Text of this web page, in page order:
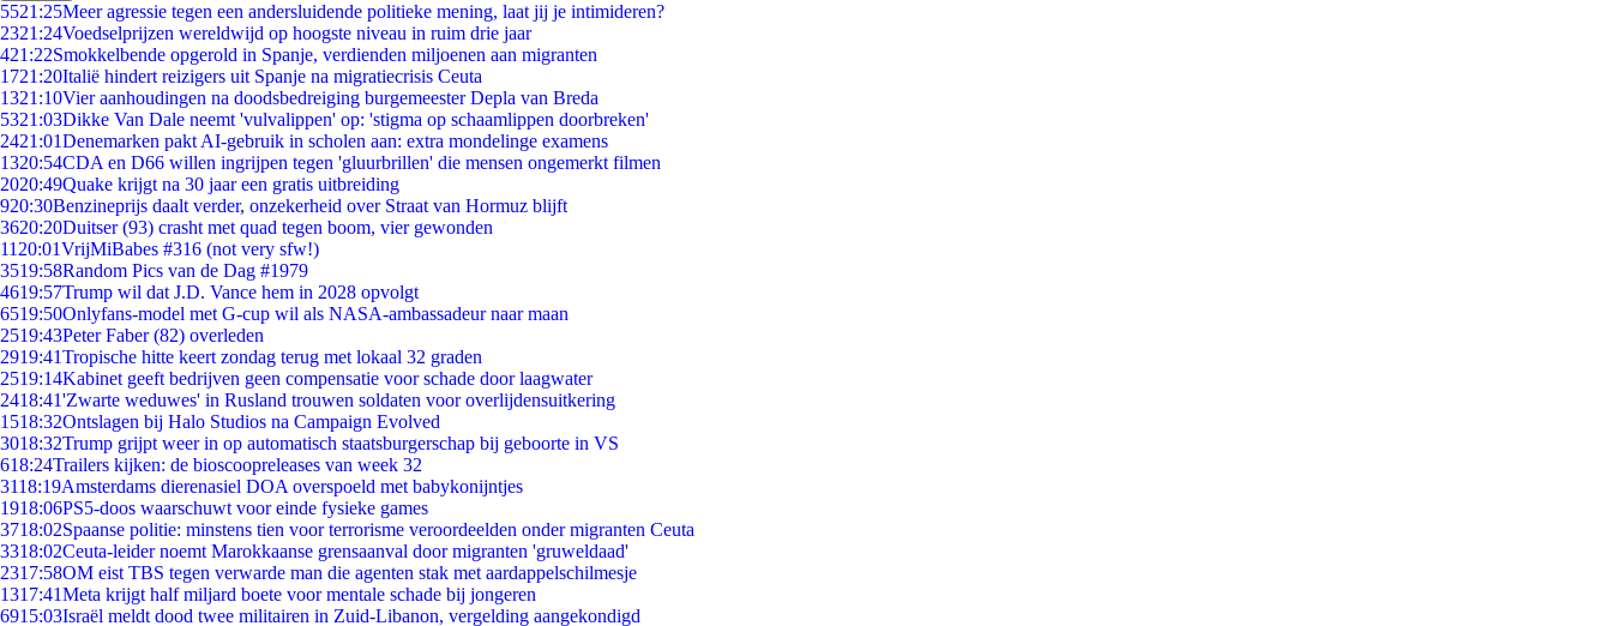
5521:25Meer agressie tegen een andersluidende politieke mening, laat jij je intimideren?
2321:24Voedselprijzen wereldwijd op hoogste niveau in ruim drie jaar
421:22Smokkelbende opgerold in Spanje, verdienden miljoenen aan migranten
1721:20Italië hindert reizigers uit Spanje na migratiecrisis Ceuta
1321:10Vier aanhoudingen na doodsbedreiging burgemeester Depla van Breda
5321:03Dikke Van Dale neemt 'vulvalippen' op: 'stigma op schaamlippen doorbreken'
2421:01Denemarken pakt AI-gebruik in scholen aan: extra mondelinge examens
1320:54CDA en D66 willen ingrijpen tegen 'gluurbrillen' die mensen ongemerkt filmen
2020:49Quake krijgt na 30 jaar een gratis uitbreiding
920:30Benzineprijs daalt verder, onzekerheid over Straat van Hormuz blijft
3620:20Duitser (93) crasht met quad tegen boom, vier gewonden
11 20:01VrijMiBabes #316 (not very sfw!)
3519:58Random Pics van de Dag #1979
4619:57Trump wil dat J.D. Vance hem in 2028 opvolgt
6519:50Onlyfans-model met G-cup wil als NASA-ambassadeur naar maan
2519:43Peter Faber (82) overleden
2919:41Tropische hitte keert zondag terug met lokaal 32 graden
2519:14Kabinet geeft bedrijven geen compensatie voor schade door laagwater
2418:41'Zwarte weduwes' in Rusland trouwen soldaten voor overlijdensuitkering
1518:32Ontslagen bij Halo Studios na Campaign Evolved
3018:32Trump grijpt weer in op automatisch staatsburgerschap bij geboorte in VS
618:24Trailers kijken: de bioscoopreleases van week 32
3118:19Amsterdams dierenasiel DOA overspoeld met babykonijntjes
1918:06PS5-doos waarschuwt voor einde fysieke games
3718:02Spaanse politie: minstens tien voor terrorisme veroordeelden onder migranten Ceuta
3318:02Ceuta-leider noemt Marokkaanse grensaanval door migranten 'gruweldaad'
2317:58OM eist TBS tegen verwarde man die agenten stak met aardappelschilmesje
1317:41Meta krijgt half miljard boete voor mentale schade bij jongeren
6915:03Israël meldt dood twee militairen in Zuid-Libanon, vergelding aangekondigd